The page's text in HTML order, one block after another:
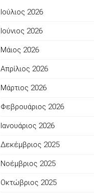
Ιούλιος 2026
Ιούνιος 2026
Μάιος 2026
Απρίλιος 2026
Μάρτιος 2026
Φεβρουάριος 2026
Ιανουάριος 2026
Δεκέμβριος 2025
Νοέμβριος 2025
Οκτώβριος 2025